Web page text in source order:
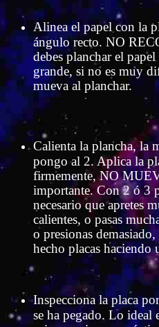
Alinea el papel con la
ángulo recto. NO
debes planchar el
grande, si no es muy
mueva al planchar.
Calienta la plancha, la
pongo al 2. Aplica la
firmemente, NO
importante. Con 2 ó 3
necesario que apretes
calientes, o pasas
o presionas
hecho placas haciendo
Inspecciona la placa
se ha pegado. Lo ideal